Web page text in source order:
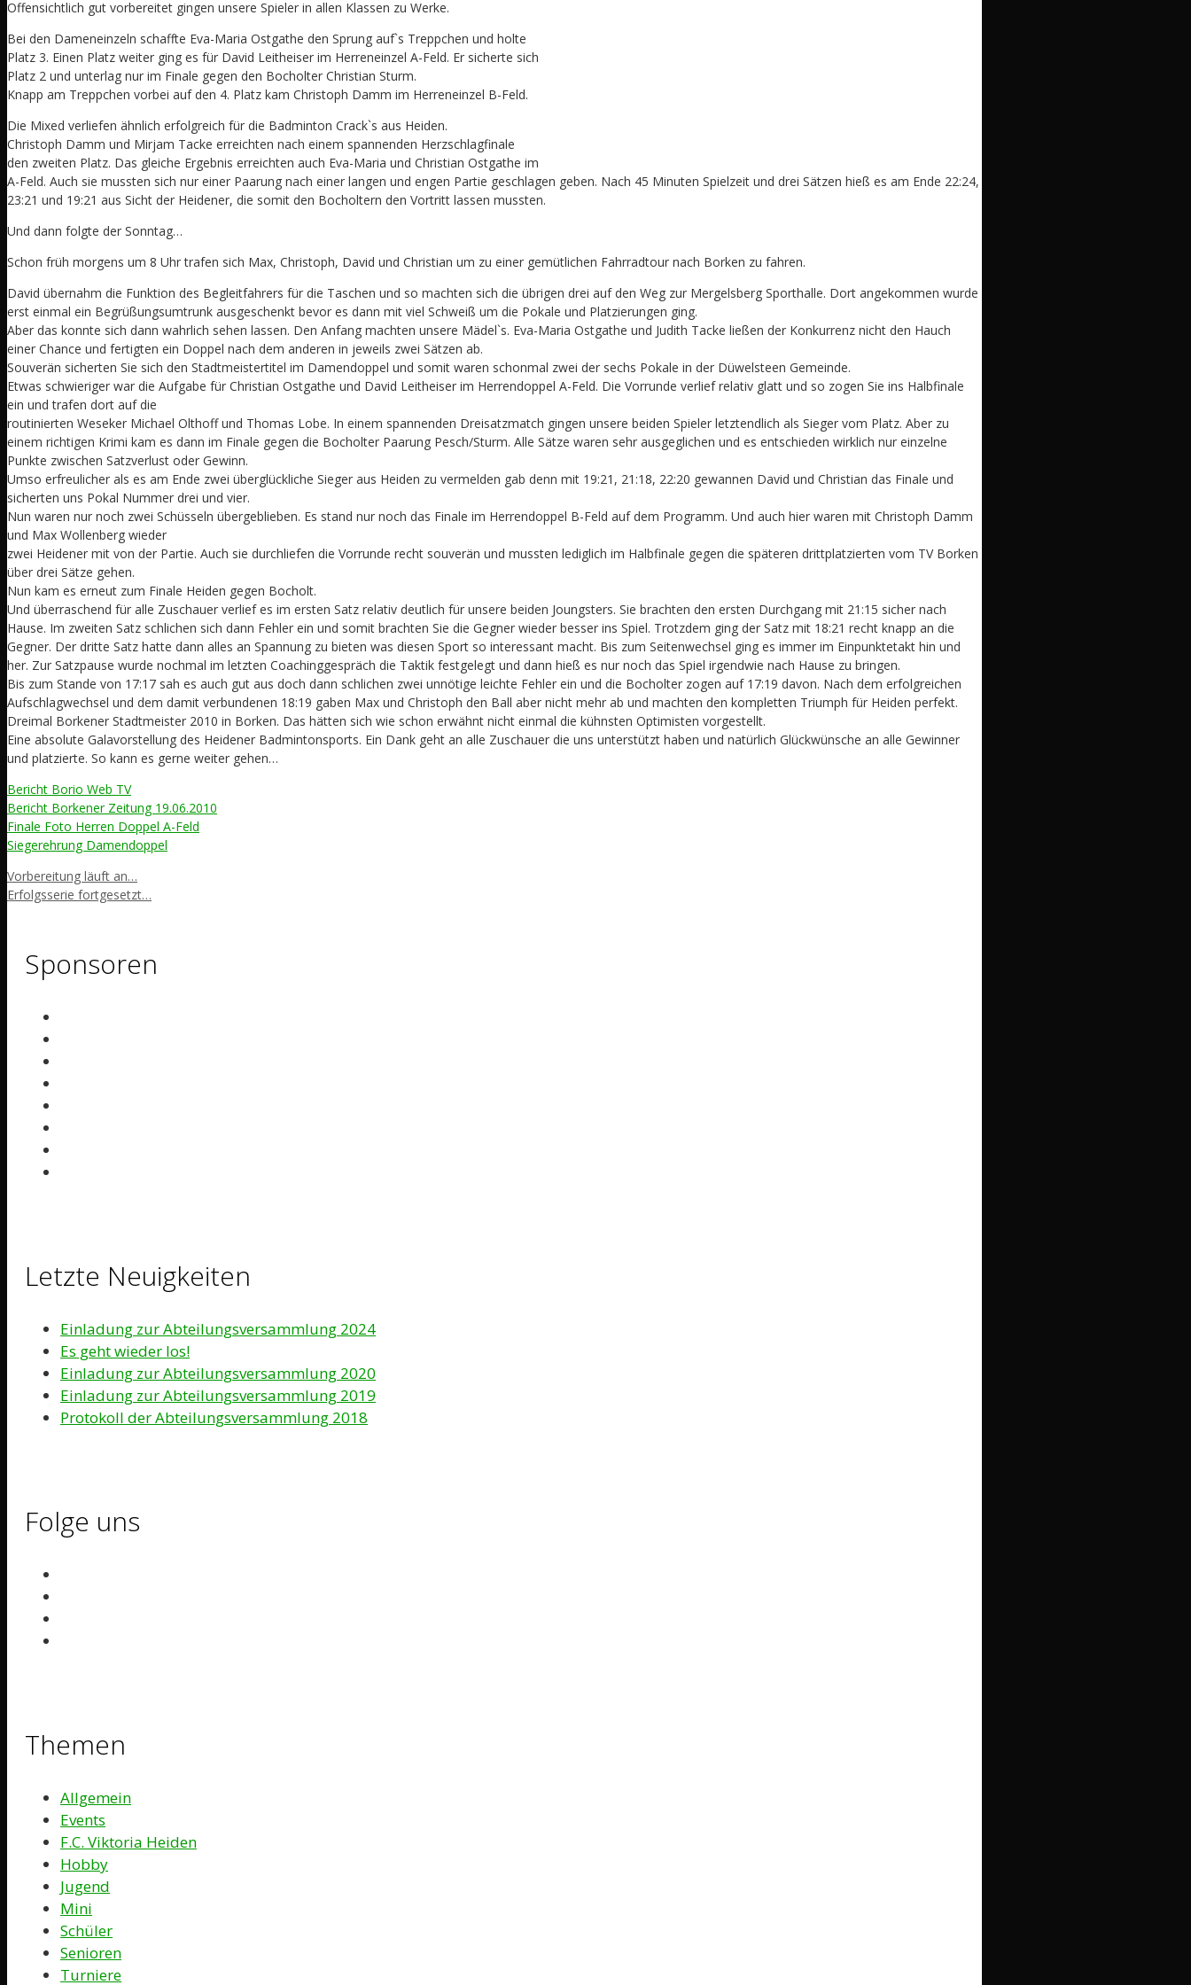
Offensichtlich gut vorbereitet gingen unsere Spieler in allen Klassen zu Werke.
Bei den Dameneinzeln schaffte Eva-Maria Ostgathe den Sprung auf`s Treppchen und holte
Platz 3. Einen Platz weiter ging es für David Leitheiser im Herreneinzel A-Feld. Er sicherte sich
Platz 2 und unterlag nur im Finale gegen den Bocholter Christian Sturm.
Knapp am Treppchen vorbei auf den 4. Platz kam Christoph Damm im Herreneinzel B-Feld.
Die Mixed verliefen ähnlich erfolgreich für die Badminton Crack`s aus Heiden.
Christoph Damm und Mirjam Tacke erreichten nach einem spannenden Herzschlagfinale
den zweiten Platz. Das gleiche Ergebnis erreichten auch Eva-Maria und Christian Ostgathe im
A-Feld. Auch sie mussten sich nur einer Paarung nach einer langen und engen Partie geschlagen geben. Nach 45 Minuten Spielzeit und drei Sätzen hieß es am Ende 22:24,
23:21 und 19:21 aus Sicht der Heidener, die somit den Bocholtern den Vortritt lassen mussten.
Und dann folgte der Sonntag…
Schon früh morgens um 8 Uhr trafen sich Max, Christoph, David und Christian um zu einer gemütlichen Fahrradtour nach Borken zu fahren.
David übernahm die Funktion des Begleitfahrers für die Taschen und so machten sich die übrigen drei auf den Weg zur Mergelsberg Sporthalle. Dort angekommen wurde
erst einmal ein Begrüßungsumtrunk ausgeschenkt bevor es dann mit viel Schweiß um die Pokale und Platzierungen ging.
Aber das konnte sich dann wahrlich sehen lassen. Den Anfang machten unsere Mädel`s. Eva-Maria Ostgathe und Judith Tacke ließen der Konkurrenz nicht den Hauch
einer Chance und fertigten ein Doppel nach dem anderen in jeweils zwei Sätzen ab.
Souverän sicherten Sie sich den Stadtmeistertitel im Damendoppel und somit waren schonmal zwei der sechs Pokale in der Düwelsteen Gemeinde.
Etwas schwieriger war die Aufgabe für Christian Ostgathe und David Leitheiser im Herrendoppel A-Feld. Die Vorrunde verlief relativ glatt und so zogen Sie ins Halbfinale
ein und trafen dort auf die
routinierten Weseker Michael Olthoff und Thomas Lobe. In einem spannenden Dreisatzmatch gingen unsere beiden Spieler letztendlich als Sieger vom Platz. Aber zu
einem richtigen Krimi kam es dann im Finale gegen die Bocholter Paarung Pesch/Sturm. Alle Sätze waren sehr ausgeglichen und es entschieden wirklich nur einzelne
Punkte zwischen Satzverlust oder Gewinn.
Umso erfreulicher als es am Ende zwei überglückliche Sieger aus Heiden zu vermelden gab denn mit 19:21, 21:18, 22:20 gewannen David und Christian das Finale und
sicherten uns Pokal Nummer drei und vier.
Nun waren nur noch zwei Schüsseln übergeblieben. Es stand nur noch das Finale im Herrendoppel B-Feld auf dem Programm. Und auch hier waren mit Christoph Damm
und Max Wollenberg wieder
zwei Heidener mit von der Partie. Auch sie durchliefen die Vorrunde recht souverän und mussten lediglich im Halbfinale gegen die späteren drittplatzierten vom TV Borken
über drei Sätze gehen.
Nun kam es erneut zum Finale Heiden gegen Bocholt.
Und überraschend für alle Zuschauer verlief es im ersten Satz relativ deutlich für unsere beiden Joungsters. Sie brachten den ersten Durchgang mit 21:15 sicher nach
Hause. Im zweiten Satz schlichen sich dann Fehler ein und somit brachten Sie die Gegner wieder besser ins Spiel. Trotzdem ging der Satz mit 18:21 recht knapp an die
Gegner. Der dritte Satz hatte dann alles an Spannung zu bieten was diesen Sport so interessant macht. Bis zum Seitenwechsel ging es immer im Einpunktetakt hin und
her. Zur Satzpause wurde nochmal im letzten Coachinggespräch die Taktik festgelegt und dann hieß es nur noch das Spiel irgendwie nach Hause zu bringen.
Bis zum Stande von 17:17 sah es auch gut aus doch dann schlichen zwei unnötige leichte Fehler ein und die Bocholter zogen auf 17:19 davon. Nach dem erfolgreichen
Aufschlagwechsel und dem damit verbundenen 18:19 gaben Max und Christoph den Ball aber nicht mehr ab und machten den kompletten Triumph für Heiden perfekt.
Dreimal Borkener Stadtmeister 2010 in Borken. Das hätten sich wie schon erwähnt nicht einmal die kühnsten Optimisten vorgestellt.
Eine absolute Galavorstellung des Heidener Badmintonsports. Ein Dank geht an alle Zuschauer die uns unterstützt haben und natürlich Glückwünsche an alle Gewinner
und platzierte. So kann es gerne weiter gehen…
Bericht Borio Web TV
Bericht Borkener Zeitung 19.06.2010
Finale Foto Herren Doppel A-Feld
Siegerehrung Damendoppel
Vorbereitung läuft an…
Erfolgsserie fortgesetzt…
Sponsoren
Letzte Neuigkeiten
Einladung zur Abteilungsversammlung 2024
Es geht wieder los!
Einladung zur Abteilungsversammlung 2020
Einladung zur Abteilungsversammlung 2019
Protokoll der Abteilungsversammlung 2018
Folge uns
Themen
Allgemein
Events
F.C. Viktoria Heiden
Hobby
Jugend
Mini
Schüler
Senioren
Turniere